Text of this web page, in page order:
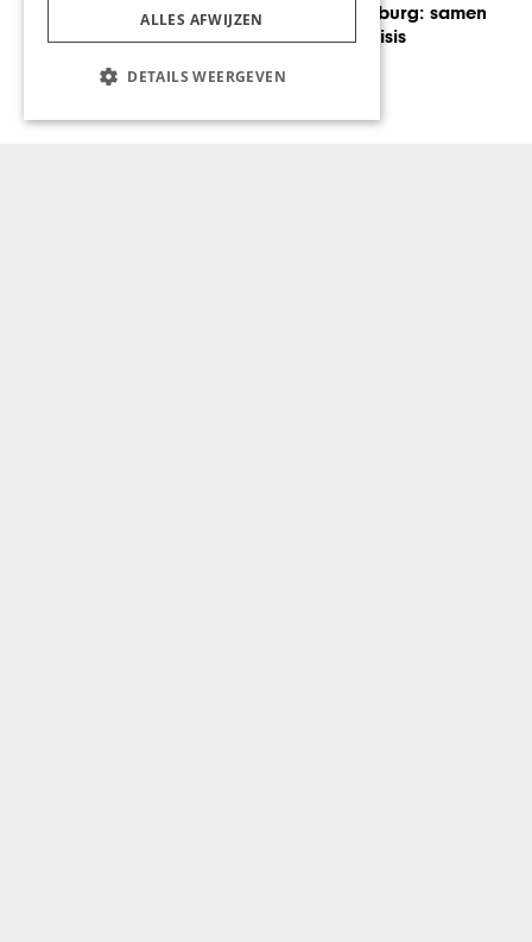
Inspirerend Limburg: samen
sterker uit de crisis
ALLES AFWIJZEN
DETAILS WEERGEVEN